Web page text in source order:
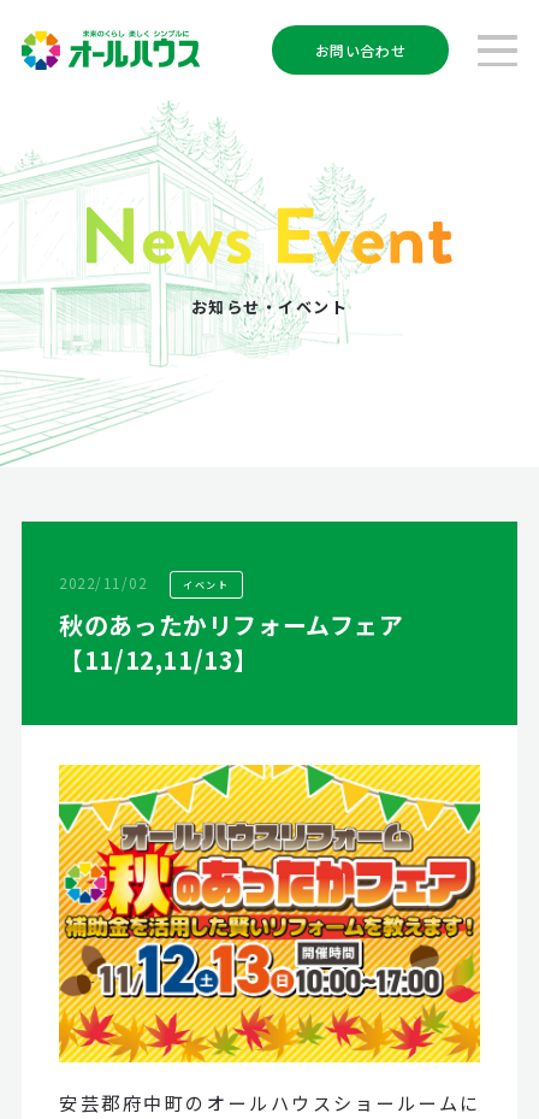
お問い合わせ
お知らせ・イベント
2022/11/02 イベント
秋のあったかリフォームフェア
【11/12,11/13】
安芸郡府中町のオールハウスショールームに